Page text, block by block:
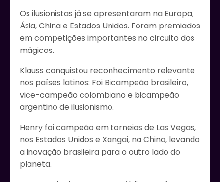
Os ilusionistas já se apresentaram na Europa,
Ásia, China e Estados Unidos. Foram premiados
em competições importantes no circuito dos
mágicos.
Klauss conquistou reconhecimento relevante
nos países latinos: Foi Bicampeão brasileiro,
vice-campeão colombiano e bicampeão
argentino de ilusionismo.
Henry foi campeão em torneios de Las Vegas,
nos Estados Unidos e Xangai, na China, levando
a inovação brasileira para o outro lado do
planeta.